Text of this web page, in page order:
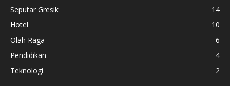
Seputar Gresik
14
Hotel
10
Olah Raga
6
Pendidikan
4
Teknologi
2